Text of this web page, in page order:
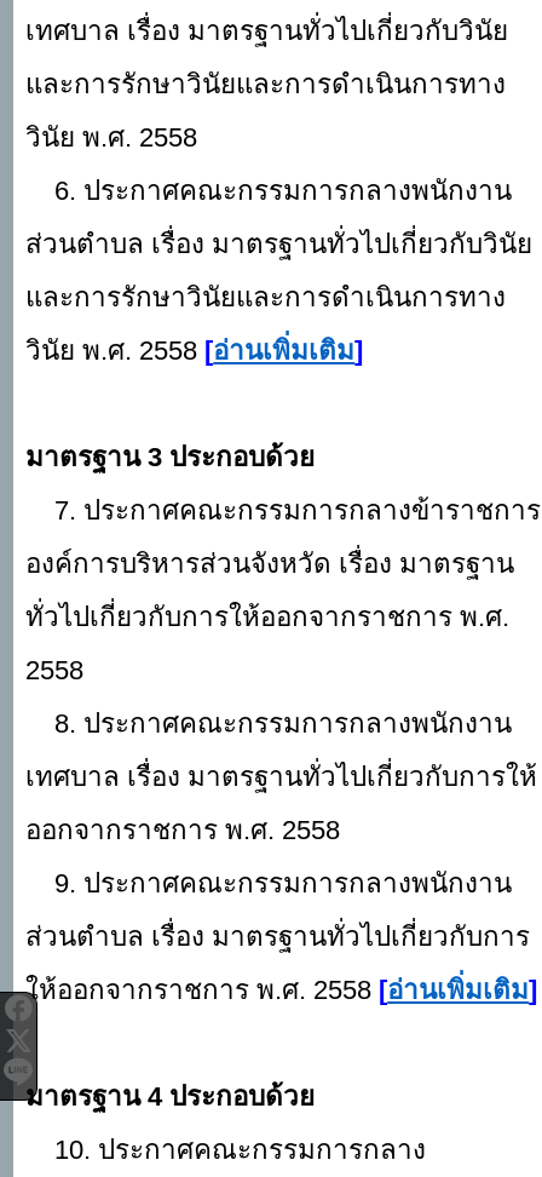
เทศบาล เรื่อง มาตรฐานทั่วไปเกี่ยวกับวินัย
และการรักษาวินัยและการดำเนินการทาง
วินัย พ.ศ. 2558
6. ประกาศคณะกรรมการกลางพนักงาน
ส่วนตำบล เรื่อง มาตรฐานทั่วไปเกี่ยวกับวินัย
และการรักษาวินัยและการดำเนินการทาง
วินัย พ.ศ. 2558 [อ่านเพิ่มเติม]
มาตรฐาน3 ประกอบด้วย
7. ประกาศคณะกรรมการกลางข้าราชการ
องค์การบริหารส่วนจังหวัด เรื่อง มาตรฐาน
ทั่วไปเกี่ยวกับการให้ออกจากราชการ พ.ศ.
2558
8. ประกาศคณะกรรมการกลางพนักงาน
เทศบาล เรื่อง มาตรฐานทั่วไปเกี่ยวกับการให้
ออกจากราชการ พ.ศ. 2558
9. ประกาศคณะกรรมการกลางพนักงาน
ส่วนตำบล เรื่อง มาตรฐานทั่วไปเกี่ยวกับการ
ให้ออกจากราชการ พ.ศ. 2558 [อ่านเพิ่มเติม]
มาตรฐาน4 ประกอบด้วย
10. ประกาศคณะกรรมการกลาง